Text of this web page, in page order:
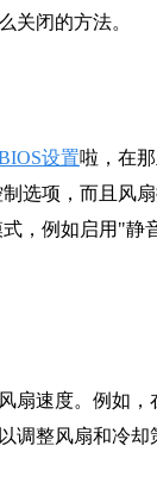
关闭的方法。
设置啦，在
选项，而且风
，例如启用"
扇速度。例如
调整风扇和冷